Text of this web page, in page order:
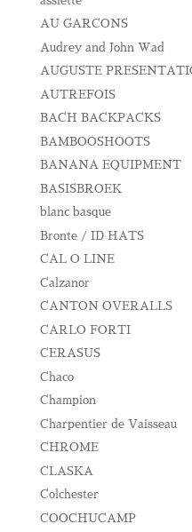
AU GARCONS
Audrey and John Wad
AUGUSTE
AUTREFOIS
BACH BACKPACKS
BAMBOOSHOOTS
BANANA EQUIPMENT
BASISBROEK
blanc basque
Bronte / ID HATS
CAL O LINE
Calzanor
CANTON OVERALLS
CARLO FORTI
CERASUS
Chaco
Champion
Charpentier de Vaisseau
CHROME
CLASKA
Colchester
COOCHUCAMP